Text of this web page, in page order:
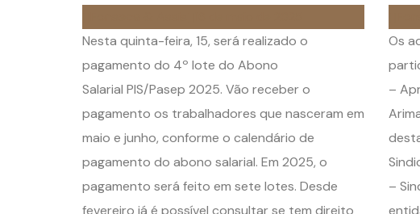
Nesta quinta-feira, 15, será realizado o
pagamento do 4º lote do Abono
Salarial PIS/Pasep 2025. Vão receber o
pagamento os trabalhadores que nasceram em
maio e junho, conforme o calendário de
pagamento do abono salarial. Em 2025, o
pagamento será feito em sete lotes. Desde
fevereiro já é possível consultar se tem direito
Os
–
–